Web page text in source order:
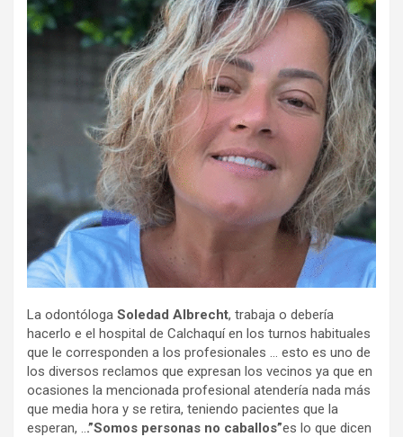
La odontóloga Soledad Albrecht, trabaja o debería
hacerlo e el hospital de Calchaquí en los turnos habituales
que le corresponden a los profesionales … esto es uno de
los diversos reclamos que expresan los vecinos ya que en
ocasiones la mencionada profesional atendería nada más
que media hora y se retira, teniendo pacientes que la
esperan, .. .”Somos personas no caballos”es lo que dicen